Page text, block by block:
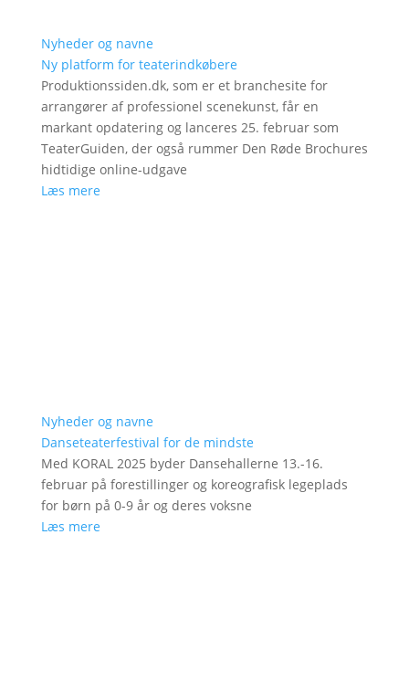
Nyheder og navne
Ny platform for teaterindkøbere
Produktionssiden.dk, som er et branchesite for
arrangører af professionel scenekunst, får en
markant opdatering og lanceres 25. februar som
TeaterGuiden, der også rummer Den Røde Brochures
hidtidige online-udgave
Læs mere
Nyheder og navne
Danseteaterfestival for de mindste
Med KORAL 2025 byder Dansehallerne 13.-16.
februar på forestillinger og koreografisk legeplads
for børn på 0-9 år og deres voksne
Læs mere